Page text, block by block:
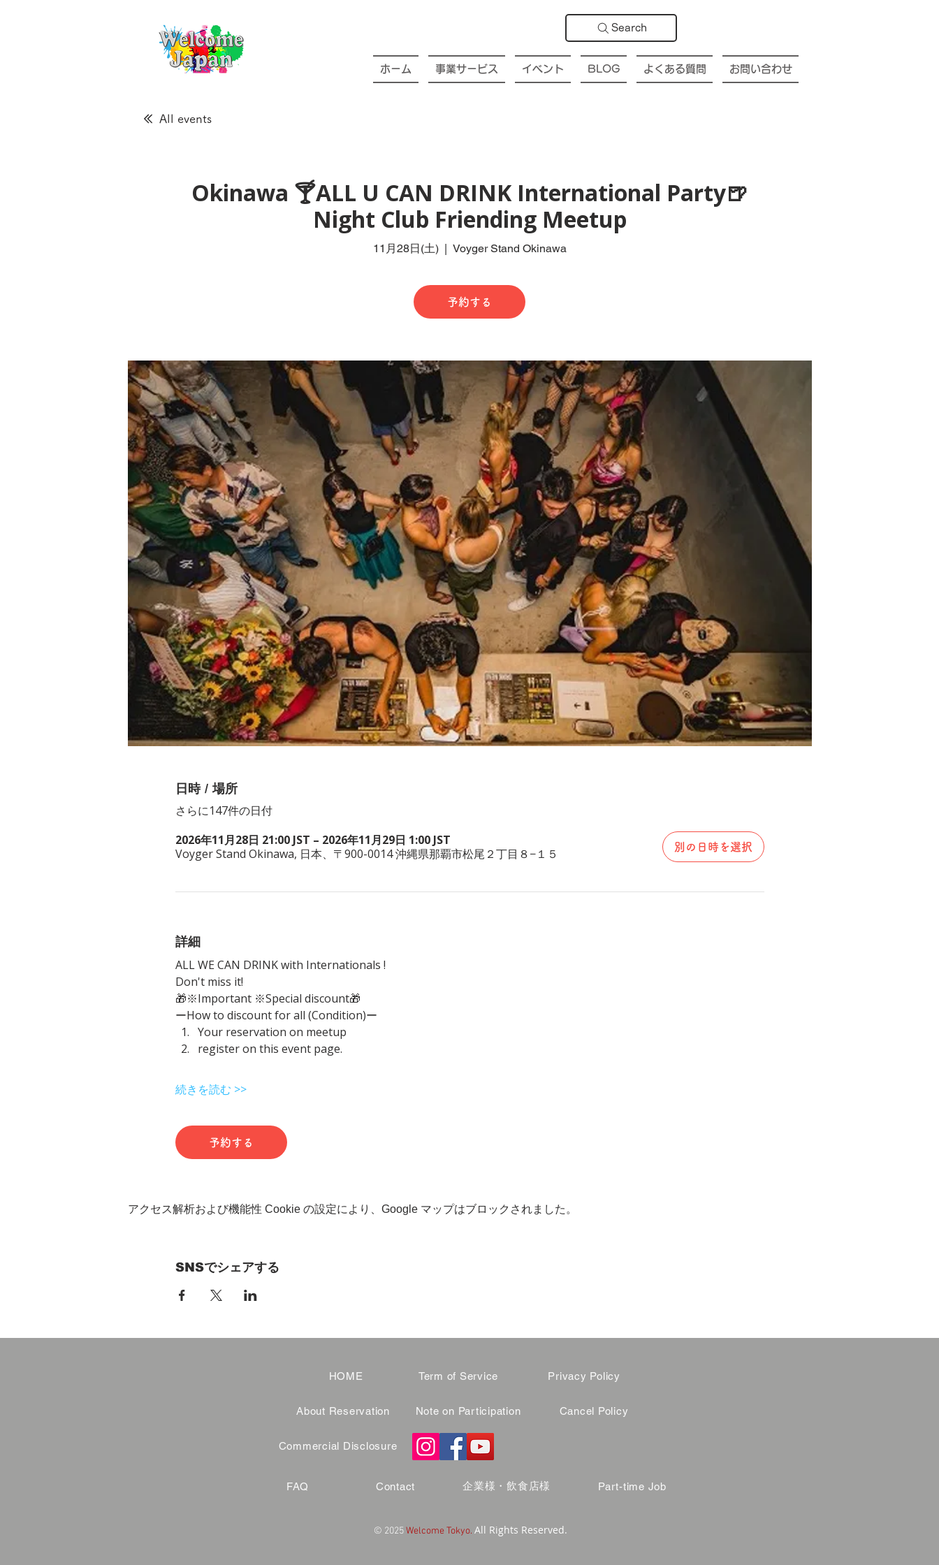
Search
ホーム 事業サービス イベント BLOG よくある質問 お問い合わせ
All events
Okinawa 🍸ALL U CAN DRINK International Party🍺
Night Club Friending Meetup
11月28日(土)
  |
Voyger Stand Okinawa
予約する
日時 / 場所
さらに147件の日付
2026年11月28日 21:00 JST – 2026年11月29日 1:00 JST
Voyger Stand Okinawa, 日本、〒900-0014 沖縄県那覇市松尾２丁目８−１５
別の日時を選択
詳細
ALL WE CAN DRINK with Internationals !
Don't miss it!
🎁※Important ※Special discount🎁
ーHow to discount for all (Condition)ー
Your reservation on meetup
register on this event page.
続きを読む >>
予約する
アクセス解析および機能性 Cookie の設定により、Google マップはブロックされました。
SNSでシェアする
HOME
About Reservation
Term of Service
Note on Participation
Privacy Policy
Cancel Policy
Commercial Disclosure
FAQ Contact 企業様・飲食店様 Part-time Job
© 2025Welcome Tokyo. All Rights Reserved.